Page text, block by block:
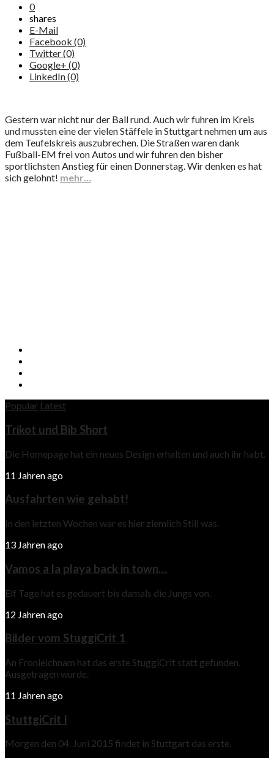
0
shares
E-Mail
Facebook (0)
Twitter (0)
Google+ (0)
LinkedIn (0)
Gestern war nicht nur der Ball rund. Auch wir fuhren im Kreis
und mussten eine der vielen Stäffele in Stuttgart nehmen um aus
dem Teufelskreis auszubrechen. Die Straßen waren dank
Fußball-EM frei von Autos und wir fuhren den bisher
sportlichsten Anstieg für einen Donnerstag. Wir denken es hat
sich gelohnt! mehr…
Popular Latest
Trikot und Bib Short
Die Homepage hat ein neues Design erhalten und auch ihr habt.
11 Jahren ago
Ausfahrten wie gehabt!
In den letzten Wochen war es hier ziemlich Still was.
13 Jahren ago
Vamos a la playa back in town…
Elf Tage hat es gedauert bis damals die Jungs von.
12 Jahren ago
Bilder vom StuggiCrit 1
An Fronleichnam hat das erste StuggiCrit statt gefunden.
Ausgetragen wurde.
11 Jahren ago
StuttgiCrit I
Morgen den 04. Juni 2015 findet in Stuttgart das erste.